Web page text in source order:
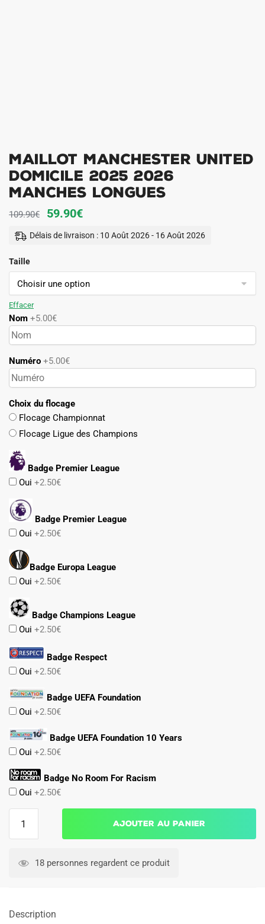
Maillot Manchester United
Domicile 2025 2026
Manches Longues
109.90€
Le
prix
109.90€.
59.90€Le
59.90€.
Délais de livraison : 10 Août 2026 - 16 Août 2026
Taille
Effacer
Nom +5.00€
Numéro +5.00€
Choix du flocage
Flocage Championnat
Flocage Ligue des Champions
Badge Premier League
Oui +2.50€
Badge Premier League
Oui +2.50€
Badge Europa League
Oui +2.50€
Badge Champions League
Oui +2.50€
Badge Respect
Oui +2.50€
Badge UEFA Foundation
Oui +2.50€
Badge UEFA Foundation 10 Years
Oui +2.50€
Badge No Room For Racism
Oui +2.50€
Manchester
2026
Ajouter au panier
18 personnes regardent ce produit
Description